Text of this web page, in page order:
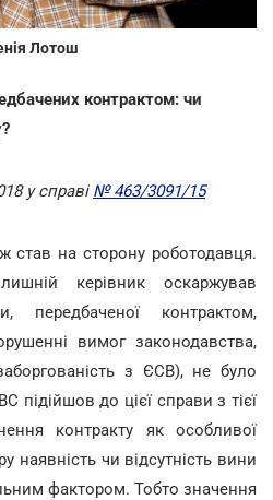
Лотош
контрактом: чи
у справі № 463/3091/15
став на сторону роботодавця.
керівник оскаржував
передбаченої контрактом,
вимог законодавства,
з ЄСВ), не було
до цієї справи з тієї
контракту як особливої
наявність чи відсутність вини
фактором. Тобто значення